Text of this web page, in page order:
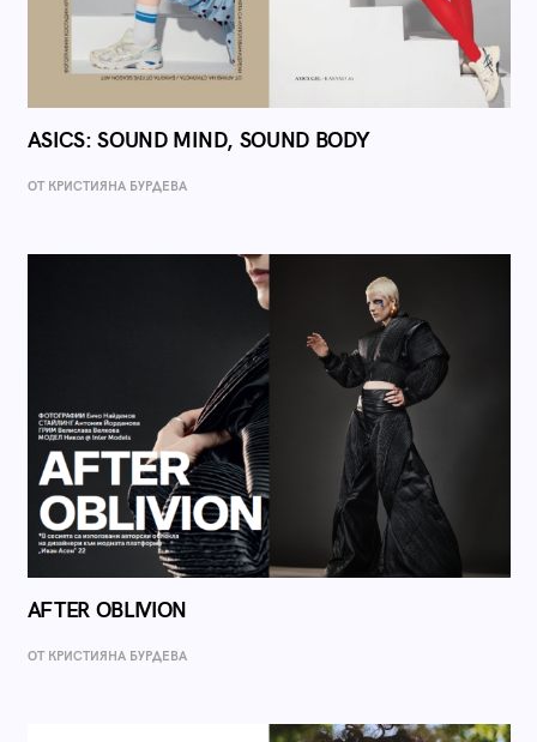
ASICS: SOUND MIND, SOUND BODY
ОТ КРИСТИЯНА БУРДЕВА
AFTER OBLIVION
ОТ КРИСТИЯНА БУРДЕВА